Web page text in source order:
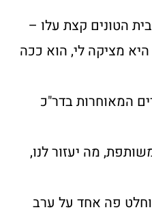
הטונים קצת עלו –
מציקה לי, הוא ככה
המאוחרות בדר"כ
מה יעזור לנו,
פה אחד על ערב